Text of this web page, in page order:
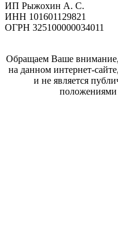
ИП Рыжохин А. С.
ИНН 101601129821
ОГРН 325100000034011
Обращаем Ваше
на данном интернет-
и не является